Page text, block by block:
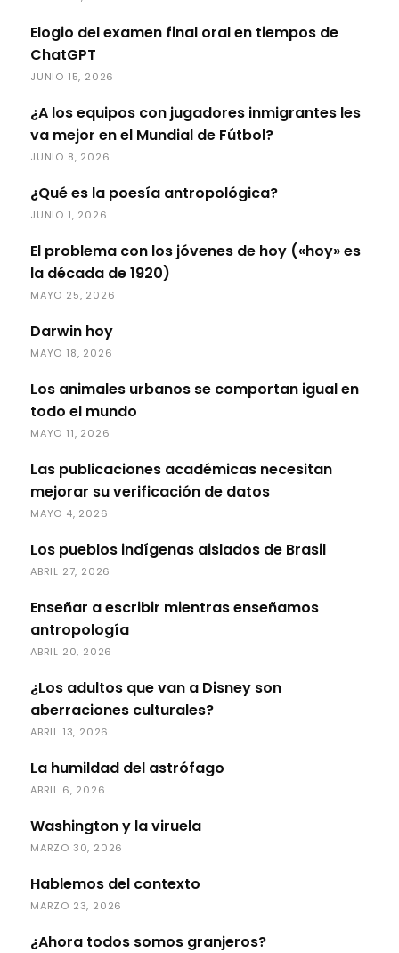
Elogio del examen final oral en tiempos de
ChatGPT
JUNIO 15, 2026
¿A los equipos con jugadores inmigrantes les
va mejor en el Mundial de Fútbol?
JUNIO 8, 2026
¿Qué es la poesía antropológica?
JUNIO 1, 2026
El problema con los jóvenes de hoy («hoy» es
la década de 1920)
MAYO 25, 2026
Darwin hoy
MAYO 18, 2026
Los animales urbanos se comportan igual en
todo el mundo
MAYO 11, 2026
Las publicaciones académicas necesitan
mejorar su verificación de datos
MAYO 4, 2026
Los pueblos indígenas aislados de Brasil
ABRIL 27, 2026
Enseñar a escribir mientras enseñamos
antropología
ABRIL 20, 2026
¿Los adultos que van a Disney son
aberraciones culturales?
ABRIL 13, 2026
La humildad del astrófago
ABRIL 6, 2026
Washington y la viruela
MARZO 30, 2026
Hablemos del contexto
MARZO 23, 2026
¿Ahora todos somos granjeros?